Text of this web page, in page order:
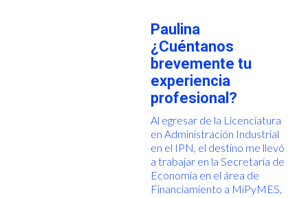
Paulina
¿Cuéntanos
brevemente tu
experiencia
profesional?
Al egresar de la Licenciatura
en Administración Industrial
en el IPN, el destino me llevó
a trabajar en la Secretaría de
Economía en el área de
Financiamiento a MiPyMES,